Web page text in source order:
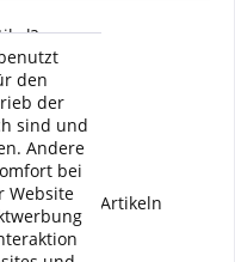
als 80.000 Artikeln
den
der
sind und
Andere
bei
Website